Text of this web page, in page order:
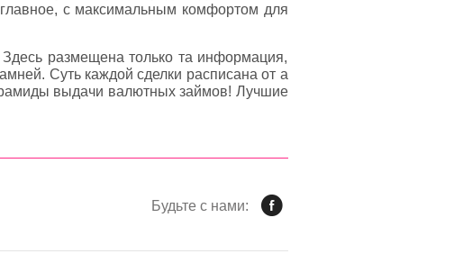
с максимальным комфортом для
размещена только та информация,
Суть каждой сделки расписана от а
выдачи валютных займов! Лучшие
Будьте с нами: